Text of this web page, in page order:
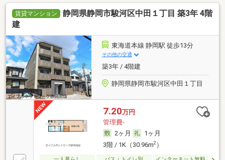
賃貸マンション
静岡県静岡市駿河区中田１丁目 築3年 4階
建
東海道本線 静岡駅 徒歩13分
その他の交通
築3年 / 4階建
静岡県静岡市駿河区中田１丁目
7.20万円
管理費-
2ヶ月
1ヶ月
3階 / 1K（30.96m2）